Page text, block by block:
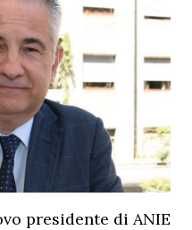
presidente di ANIE